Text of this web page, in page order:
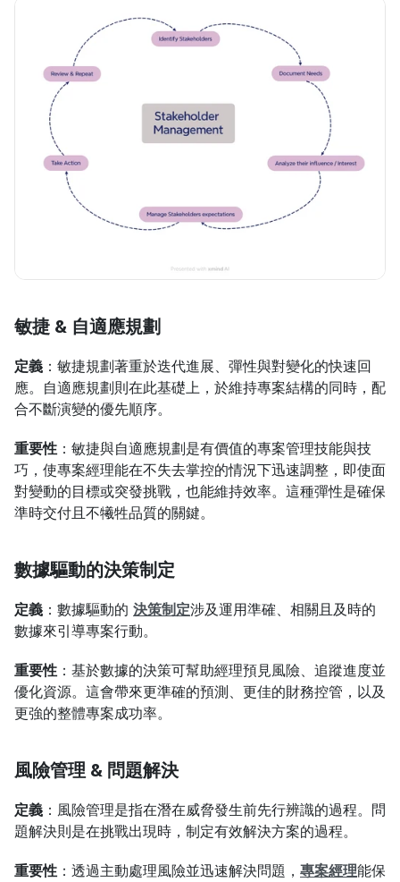
敏捷 & 自適應規劃
定義 ：敏捷規劃著重於迭代進展、彈性與對變化的快速回
應。自適應規劃則在此基礎上，於維持專案結構的同時，配
合不斷演變的優先順序。
重要性 ：敏捷與自適應規劃是有價值的專案管理技能與技
巧，使專案經理能在不失去掌控的情況下迅速調整，即使面
對變動的目標或突發挑戰，也能維持效率。這種彈性是確保
準時交付且不犧牲品質的關鍵。
數據驅動的決策制定
定義 ：數據驅動的 決策制定涉及運用準確、相關且及時的
數據來引導專案行動。
重要性 ：基於數據的決策可幫助經理預見風險、追蹤進度並
優化資源。這會帶來更準確的預測、更佳的財務控管，以及
更強的整體專案成功率。
風險管理 & 問題解決
定義 ：風險管理是指在潛在威脅發生前先行辨識的過程。問
題解決則是在挑戰出現時，制定有效解決方案的過程。
重要性 ：透過主動處理風險並迅速解決問題， 專案經理能保